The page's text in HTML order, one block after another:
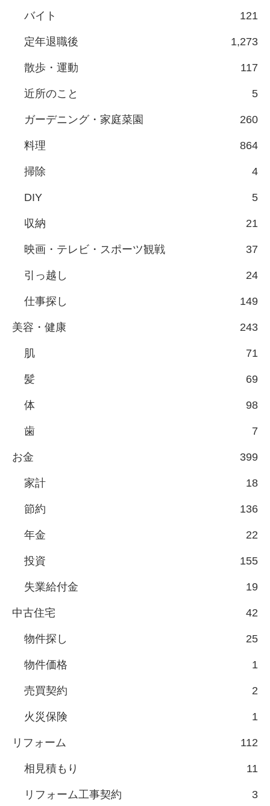
バイト 121
定年退職後 1,273
散歩・運動 117
近所のこと 5
ガーデニング・家庭菜園 260
料理 864
掃除 4
DIY 5
収納 21
映画・テレビ・スポーツ観戦 37
引っ越し 24
仕事探し 149
美容・健康 243
肌 71
髪 69
体 98
歯 7
お金 399
家計 18
節約 136
年金 22
投資 155
失業給付金 19
中古住宅 42
物件探し 25
物件価格 1
売買契約 2
火災保険 1
リフォーム 112
相見積もり 11
リフォーム工事契約 3